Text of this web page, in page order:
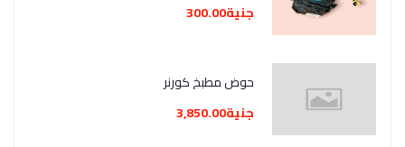
جنية300.00
حوض مطبخ كورنر
جنية3,850.00